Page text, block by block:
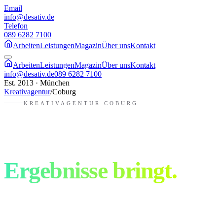
Email
info@desativ.de
Telefon
089 6282 7100
ArbeitenLeistungenMagazinÜber unsKontakt
ArbeitenLeistungenMagazinÜber unsKontakt
info@desativ.de089 6282 7100
Est. 2013 · München
Kreativagentur/Coburg
KREATIVAGENTUR COBURG
Ergebnisse bringt.